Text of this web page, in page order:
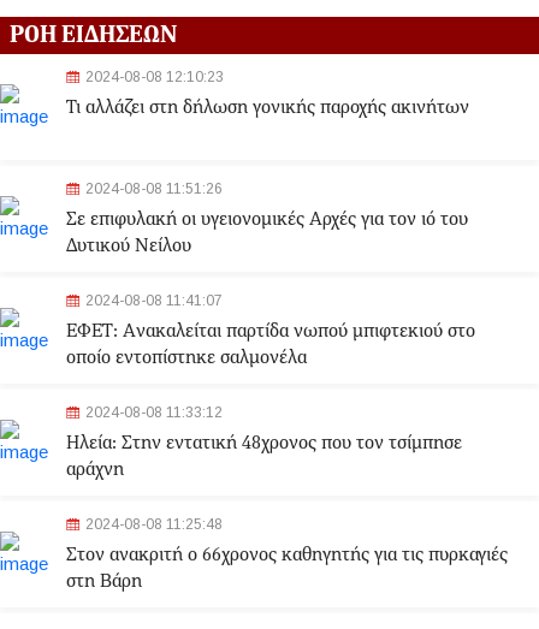
ΡΟΗ ΕΙΔΗΣΕΩΝ
2024-08-08 12:10:23
Τι αλλάζει στη δήλωση γονικής παροχής ακινήτων
2024-08-08 11:51:26
Σε επιφυλακή οι υγειονομικές Αρχές για τον ιό του
Δυτικού Νείλου
2024-08-08 11:41:07
ΕΦΕΤ: Aνακαλείται παρτίδα νωπού μπιφτεκιού στο
οποίο εντοπίστηκε σαλμονέλα
2024-08-08 11:33:12
Ηλεία: Στην εντατική 48χρονος που τον τσίμπησε
αράχνη
2024-08-08 11:25:48
Στον ανακριτή ο 66χρονος καθηγητής για τις πυρκαγιές
στη Βάρη